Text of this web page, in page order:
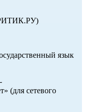
язык
(для сетевого